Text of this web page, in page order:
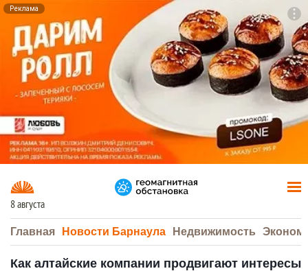
Реклама
8 августа
Главная Новости Барнаула Недвижимость
Как алтайские компании продвигают интересы